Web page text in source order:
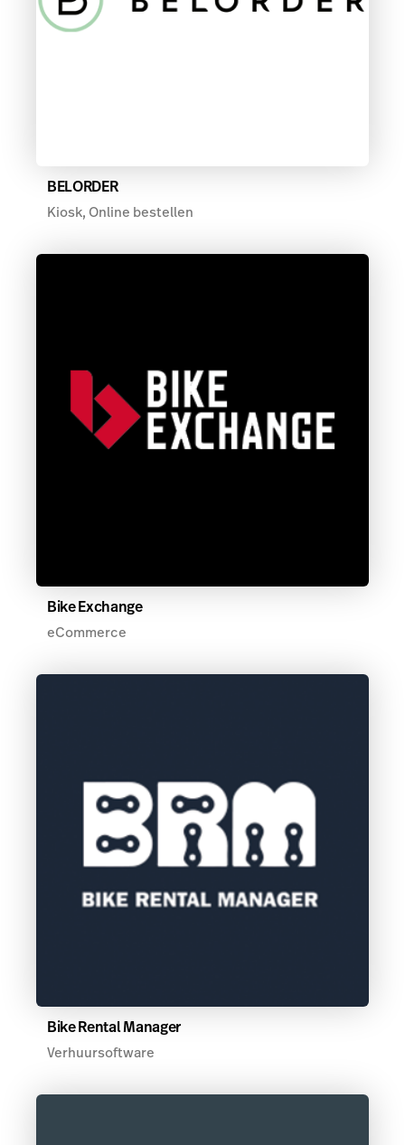
BELORDER
Kiosk, Online bestellen
Bike Exchange
eCommerce
Bike Rental Manager
Verhuursoftware